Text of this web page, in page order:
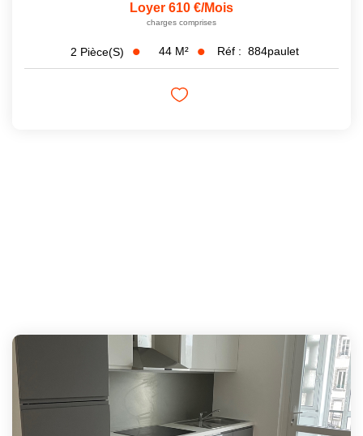
Loyer 610 €/mois
charges comprises
2 Pièce(s) 44 M² Réf : 884paulet